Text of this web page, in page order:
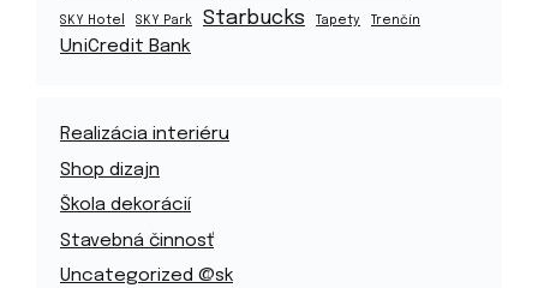
SKY Hotel SKY Park Starbucks Tapety Trenčín
UniCredit Bank
Realizácia interiéru
Shop dizajn
Škola dekorácií
Stavebná činnosť
Uncategorized @sk